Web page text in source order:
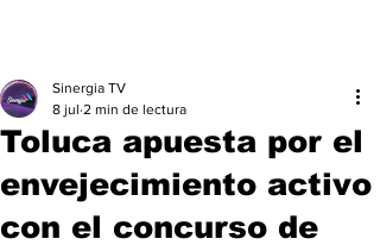
Toluca apuesta por el
envejecimiento activo
con el concurso de
Sinergia TV
8 jul 2 min de lectura